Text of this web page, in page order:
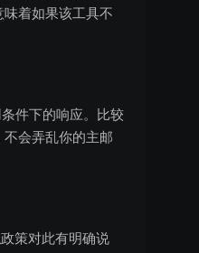
着如果该工具不
件下的响应。比较
会弄乱你的主邮
策对此有明确说